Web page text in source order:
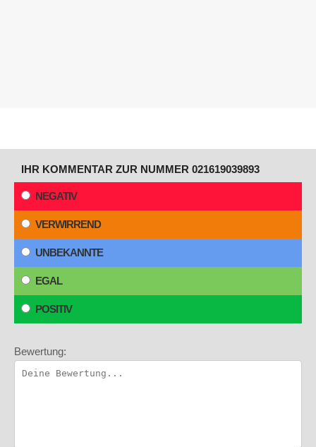
IHR KOMMENTAR ZUR NUMMER 021619039893
NEGATIV
VERWIRREND
UNBEKANNTE
EGAL
POSITIV
Bewertung: